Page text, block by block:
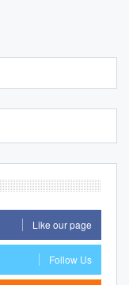
Like our page
Follow Us